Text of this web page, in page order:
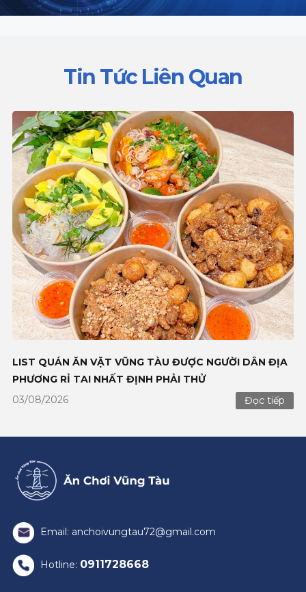
Tin Tức Liên Quan
LIST QUÁN ĂN VẶT VŨNG TÀU ĐƯỢC NGƯỜI DÂN
ĐỊA PHƯƠNG RỈ TAI NHẤT ĐỊNH PHẢI THỬ
03/08/2026
ĂN
Email: anchoivungtau72@gmail.com
Hotline: 0911728668